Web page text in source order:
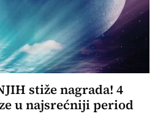
stiže nagrada! 4
u najsrećniji period